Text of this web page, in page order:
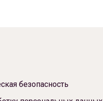
безопасность